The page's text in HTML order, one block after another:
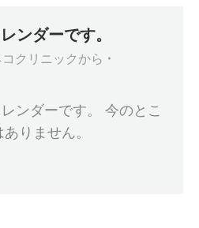
ンダーです。
クリニックから
ンダーです。 今のとこ
りません。